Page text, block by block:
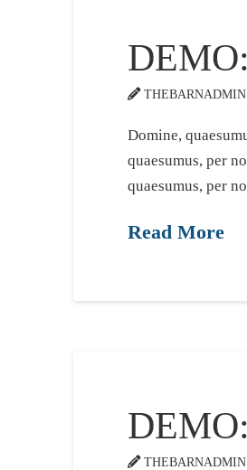
THEBARNADMIN
Domine,
quaesumus, per
quaesumus, per
Read More
THEBARNADMIN